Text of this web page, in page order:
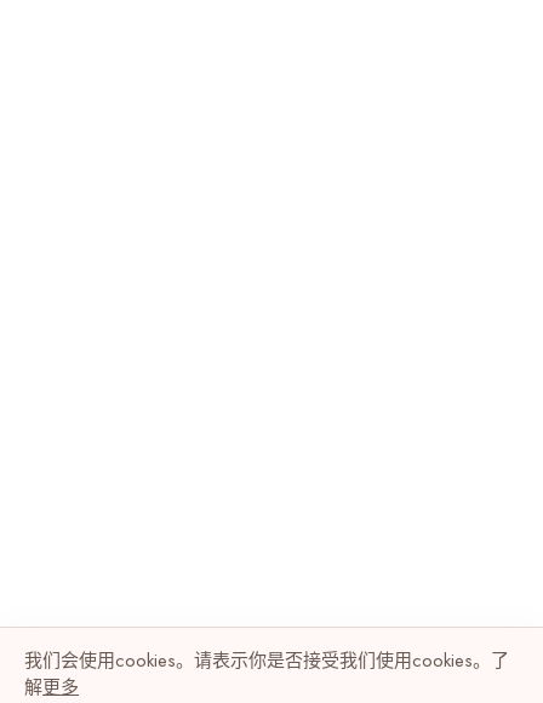
我们会使用cookies。请表示你是否接受我们使用cookies。了
解更多